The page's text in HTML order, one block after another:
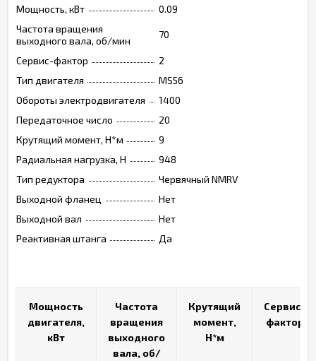
Мощность, кВт
0.09
Частота вращения
выходного вала, об/мин
70
Сервис-фактор
2
Тип двигателя
MS56
Обороты электродвигателя
1400
Передаточное число
20
Крутящий момент, Н*м
9
Радиальная нагрузка, Н
948
Тип редуктора
Червячный NMRV
Выходной фланец
Нет
Выходной вал
Нет
Реактивная штанга
Да
Мощность
двигателя,
кВт
Частота
вращения
выходного
вала, об/
Крутящий
момент,
Н*м
Сервис-
фактор
Мощность
двигателя,
кВт
Частота
вращения
выходного
вала, об/
Крутящий
момент,
Н*м
Сервис-
фактор